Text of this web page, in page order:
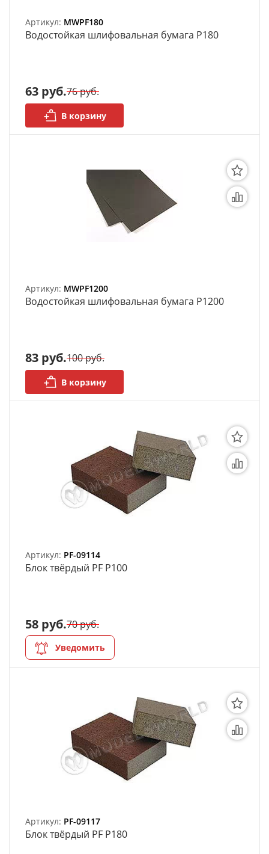
Артикул: MWPF180
Bодостойкая шлифовальная бумага P180
63 руб.76 руб.
В корзину
Артикул: MWPF1200
Bодостойкая шлифовальная бумага P1200
83 руб.100 руб.
В корзину
Артикул: PF-09114
Блок твёрдый PF P100
58 руб.70 руб.
Уведомить
Артикул: PF-09117
Блок твёрдый PF P180